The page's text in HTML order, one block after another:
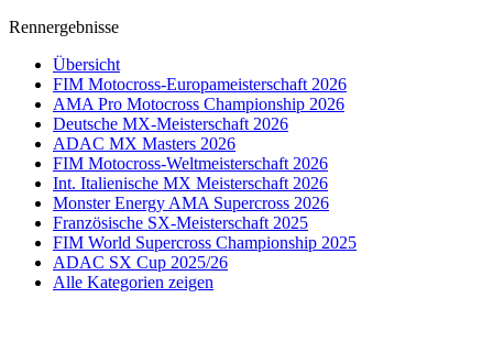
Rennergebnisse
Übersicht
FIM Motocross-Europameisterschaft 2026
AMA Pro Motocross Championship 2026
Deutsche MX-Meisterschaft 2026
ADAC MX Masters 2026
FIM Motocross-Weltmeisterschaft 2026
Int. Italienische MX Meisterschaft 2026
Monster Energy AMA Supercross 2026
Französische SX-Meisterschaft 2025
FIM World Supercross Championship 2025
ADAC SX Cup 2025/26
Alle Kategorien zeigen